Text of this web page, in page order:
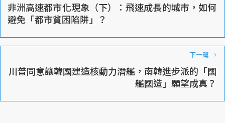
非洲高速都市化現象（下）：飛速成長的城市，如何
避免「都市貧困陷阱」？
下一篇→
川普同意讓韓國建造核動力潛艦，南韓進步派的「國
艦國造」願望成真？